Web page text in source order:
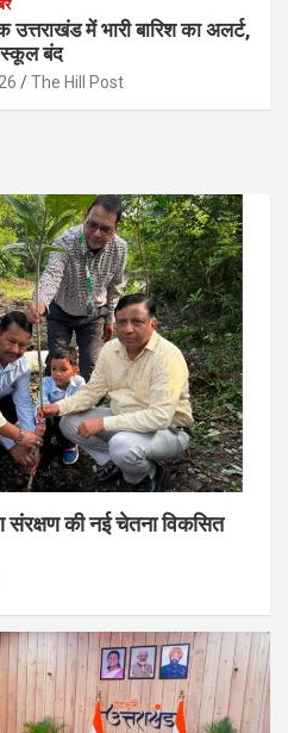
में भारी बारिश का अलर्ट,
स्कूल बंद
The Hill Post
संरक्षण की नई चेतना विकसित